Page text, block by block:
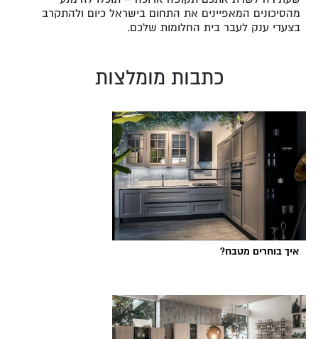
מהסיכונים המאפיינים את התחום בישראל כיום ולהתקרב
בצעדי ענק לעבר בית החלומות שלכם.
כתבות מומלצות
איך בוחרים מטבח?